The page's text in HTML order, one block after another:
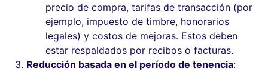
precio de compra, tarifas de transacción (por
ejemplo, impuesto de timbre, honorarios
legales) y costos de mejoras. Estos deben
estar respaldados por recibos o facturas.
Reducción basada en el período de tenencia: